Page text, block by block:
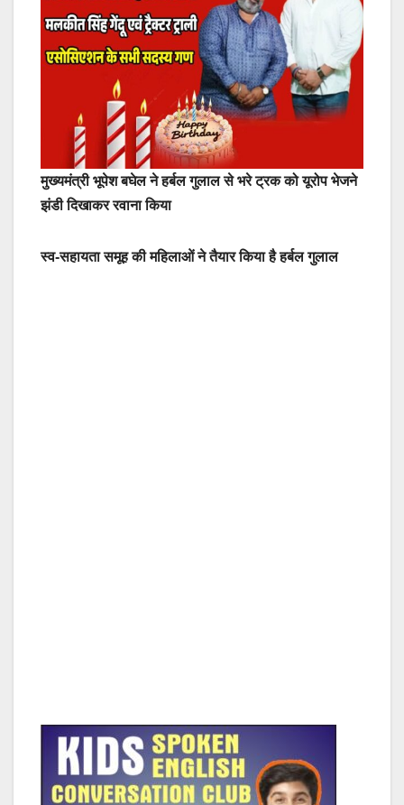
मुख्यमंत्री भूपेश बघेल ने हर्बल गुलाल से भरे ट्रक को यूरोप भेजने
झंडी दिखाकर रवाना किया
स्व-सहायता समूह की महिलाओं ने तैयार किया है हर्बल गुलाल